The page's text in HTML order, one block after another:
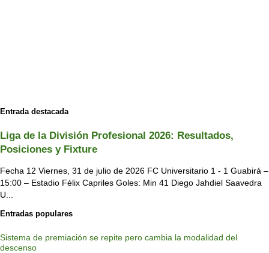
Entrada destacada
Liga de la División Profesional 2026: Resultados,
Posiciones y Fixture
Fecha 12 Viernes, 31 de julio de 2026 FC Universitario 1 - 1 Guabirá –
15:00 – Estadio Félix Capriles Goles: Min 41 Diego Jahdiel Saavedra
U...
Entradas populares
Sistema de premiación se repite pero cambia la modalidad del
descenso